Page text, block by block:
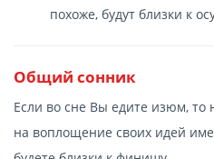
похоже, будут близки к
Общий сонник
Если во сне Вы едите изюм, то
на воплощение своих идей